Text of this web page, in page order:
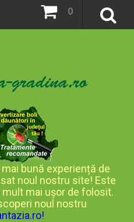
0
bună experiență de
noul nostru site! Este
mai ușor de folosit.
noul nostru
!